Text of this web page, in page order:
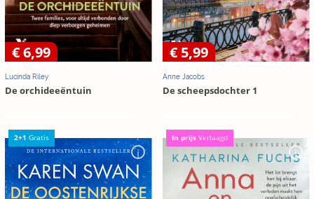
€ 6,99
Lucinda Riley
De orchideeëntuin
€ 5,99
Anne Jacobs
De scheepsdochter 1
2+1 Gratis In prijsVerlaagd